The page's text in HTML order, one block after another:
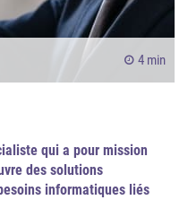
4 min
qui a pour mission
des solutions
informatiques liés